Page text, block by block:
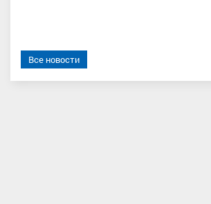
Все новости